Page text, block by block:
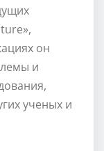
он
и
ученых и